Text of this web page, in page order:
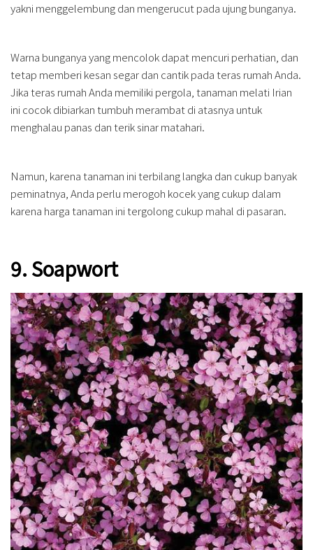
yakni menggelembung dan mengerucut pada ujung bunganya.
Warna bunganya yang mencolok dapat mencuri perhatian, dan
tetap memberi kesan segar dan cantik pada teras rumah Anda.
Jika teras rumah Anda memiliki pergola, tanaman melati Irian
ini cocok dibiarkan tumbuh merambat di atasnya untuk
menghalau panas dan terik sinar matahari.
Namun, karena tanaman ini terbilang langka dan cukup banyak
peminatnya, Anda perlu merogoh kocek yang cukup dalam
karena harga tanaman ini tergolong cukup mahal di pasaran.
9. Soapwort